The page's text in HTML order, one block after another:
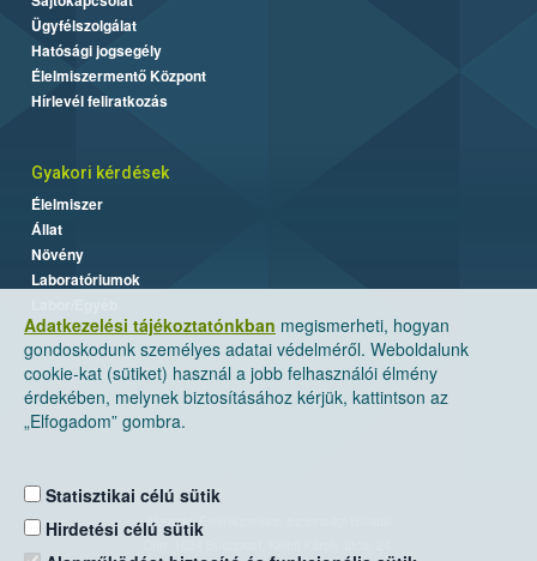
Adatkezelési tájékoztatónkban megismerheti, hogyan
gondoskodunk személyes adatai védelméről. Weboldalunk
cookie-kat (sütiket) használ a jobb felhasználói élmény
érdekében, melynek biztosításához kérjük, kattintson az
„Elfogadom” gombra.
Statisztikai célú sütik
Hirdetési célú sütik
Ügyfélszolgálat
Hatósági jogsegély
Élelmiszermentő Központ
Hírlevél feliratkozás
Gyakori kérdések
Élelmiszer
Állat
Növény
Laboratóriumok
Nemzeti Élelmiszerlánc-biztonsági Hivatal